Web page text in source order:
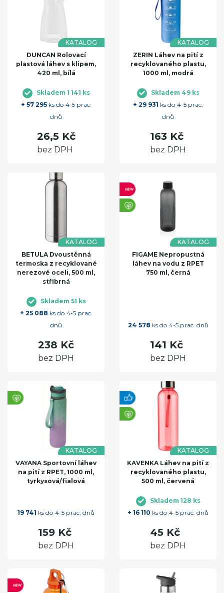
KATALOG
DUNCAN Rolovací
plastová láhev s klipem,
420 ml, bílá
Skladem 1 141 ks
+ 57 295ks do 4-5 prac.
dnů
26,5 Kč
bez DPH
KATALOG
ZERIN Láhev na pití z
recyklovaného plastu,
1000 ml, modrá
Skladem 49 ks
+ 29 931 ks do 4-5 prac.
dnů
163 Kč
bez DPH
KATALOG
BETULA Dvoustěnná
termoska z recyklované
nerezové oceli, 500 ml,
stříbrná
Skladem 51 ks
+ 25 088 ks do 4-5 prac.
dnů
238 Kč
bez DPH
KATALOG
FIGAME Nepropustná
láhev na vodu z RPET
750 ml, černá
24 578 ks do 4-5 prac. dnů
141 Kč
bez DPH
KATALOG
VAYANA Sportovní láhev
na pití z RPET, 1000 ml,
tyrkysová/fialová
19 741 ks do 4-5 prac. dnů
159 Kč
bez DPH
KATALOG
KAVENKA Láhev na pití z
recyklovaného plastu,
500 ml, červená
Skladem 128 ks
+ 16 110 ks do 4-5 prac. dnů
45 Kč
bez DPH